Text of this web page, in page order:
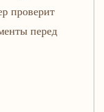
проверит
перед